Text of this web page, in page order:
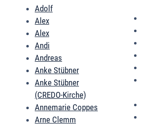
Adolf
Alex
Alex
Andi
Andreas
Anke Stübner
Anke Stübner
(CREDO-Kirche)
Annemarie Coppes
Arne Clemm